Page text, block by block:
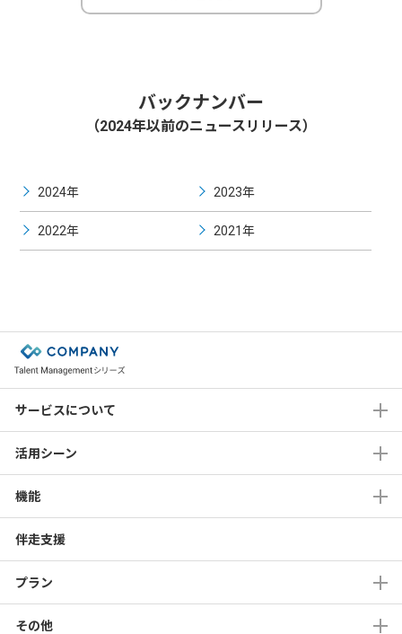
バックナンバー
（2024年以前のニュースリリース）
2024年 2023年
2022年 2021年
サービスについて
活用シーン
機能
伴走支援
プラン
その他